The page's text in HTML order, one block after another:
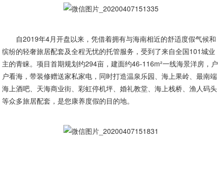
自2019年4月开盘以来，凭借着拥有与海南相近的舒适度假气候和
缤纷的轻奢旅居配套及全程无忧的托管服务，受到了来自全国101城业
主的青睐。项目首期规划约294亩，建面约46-116m²一线海景洋房，户
户看海，带装修赠送家私家电，同时打造温泉乐园、海上果岭、最南端
海上酒吧、天海商业街、彩虹停机坪、婚礼教堂、海上栈桥、渔人码头
等众多旅居配套，是您康养度假的目的地。